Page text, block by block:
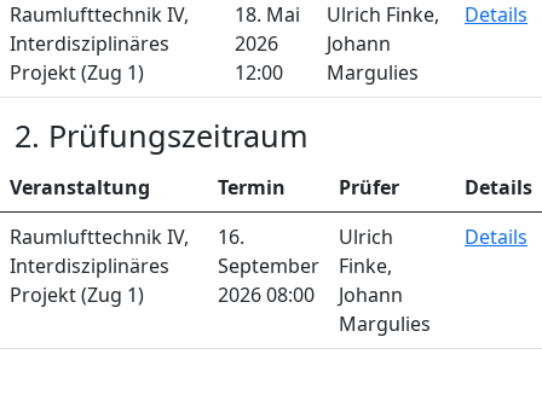
Raumlufttechnik IV,
Interdisziplinäres
Projekt (Zug 1)
18. Mai
2026
12:00
Ulrich Finke,
Johann
Margulies
Details
2. Prüfungszeitraum
Veranstaltung Termin Prüfer
Details
Raumlufttechnik IV,
Interdisziplinäres
Projekt (Zug 1)
16.
September
2026 08:00
Ulrich
Finke,
Johann
Margulies
Details